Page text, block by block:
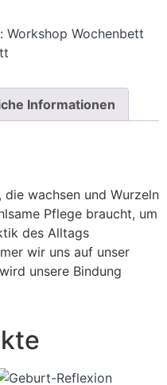
Workshop Wochenbett
Informationen
wachsen und Wurzeln
Pflege braucht, um
des Alltags
wir uns auf unser
unsere Bindung